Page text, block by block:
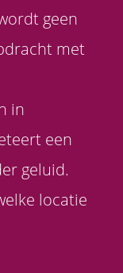
geen
met
in
een
geluid.
locatie